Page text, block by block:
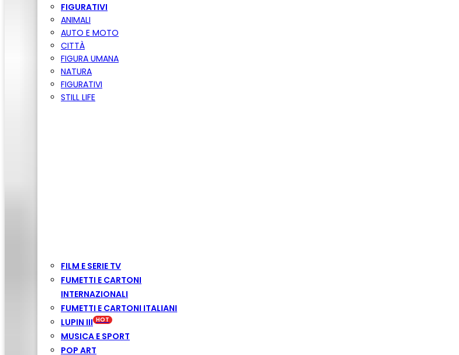
FIGURATIVI
ANIMALI
AUTO E MOTO
CITTÀ
FIGURA UMANA
NATURA
FIGURATIVI
STILL LIFE
FILM E SERIE TV
FUMETTI E CARTONI
INTERNAZIONALI
FUMETTI E CARTONI ITALIANI
LUPIN III
MUSICA E SPORT
POP ART